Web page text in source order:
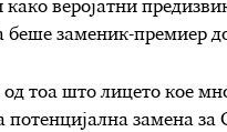
веројатни
беше заменик-премиер
тоа што лицето кое
потенцијална замена